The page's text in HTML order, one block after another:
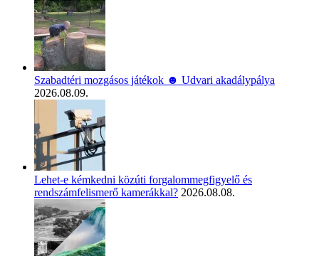
Szabadtéri mozgásos játékok ☻ Udvari akadálypálya
2026.08.09.
Lehet-e kémkedni közúti forgalommegfigyelő és
rendszámfelismerő kamerákkal? 2026.08.08.